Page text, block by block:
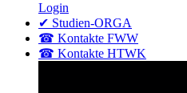
Login
✔ Studien-ORGA
☎ Kontakte FWW
☎ Kontakte HTWK